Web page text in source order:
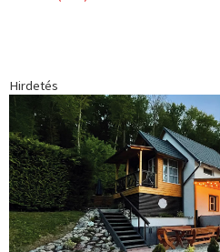
(181)Jégkorong(148)kajakkenu
kosárlabda(166) kézilabda(448)
labdarúgóválogatott(148) Mercedes
Dakar Team(132)Rali Világbajnokság
2016(373) sport(438)Sportime
(316)Szalay Balázs(126)tenisz
(126)Video (247)világbajnokság
(222)vívás(174)vízilabda(197)Érdi
úszás(361)